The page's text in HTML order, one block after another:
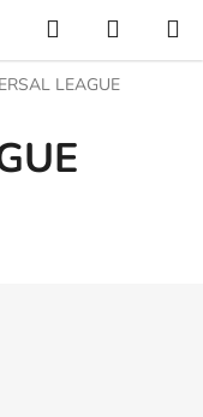
Hledat
KOŠÍK
LEAGUE